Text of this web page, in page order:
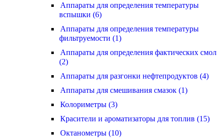
Аппараты для определения температуры
вспышки (6)
Аппараты для определения температуры
фильтруемости (1)
Аппараты для определения фактических смол
(2)
Аппараты для разгонки нефтепродуктов (4)
Аппараты для смешивания смазок (1)
Колориметры (3)
Красители и ароматизаторы для топлив (15)
Октанометры (10)